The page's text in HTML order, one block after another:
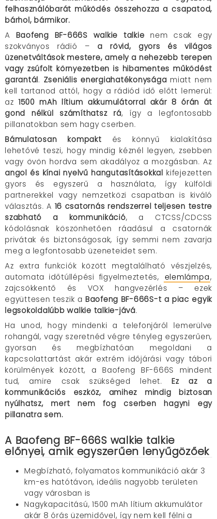
felhasználóbarát működés összehozza a csapatod,
bárhol, bármikor.
A Baofeng BF-666S walkie talkie nem csak egy
szokványos rádió – a rövid, gyors és világos
üzenetváltások mestere, amely a nehezebb terepen
vagy zsúfolt környezetben is hibamentes működést
garantál. Zseniális energiahatékonysága miatt nem
kell tartanod attól, hogy a rádiód idő előtt lemerül:
az 1500 mAh lítium akkumulátorral akár 8 órán át
gond nélkül számíthatsz rá, így a legfontosabb
pillanatokban sem hagy cserben.
Bámulatosan kompakt és könnyű kialakítása
lehetővé teszi, hogy mindig kéznél legyen, zsebben
vagy övön hordva sem akadályoz a mozgásban. Az
angol és kínai nyelvű hangutasításokkal kifejezetten
gyors és egyszerű a használata, így külföldi
partnerekkel vagy nemzetközi csapatban is kiváló
választás. A 16 csatornás rendszerrel teljesen testre
szabható a kommunikáció, a CTCSS/CDCSS
kódolásnak köszönhetően ráadásul a csatornák
privátak és biztonságosak, így semmi nem zavarja
meg a legfontosabb üzeneteidet sem.
Az extra funkciók között megtalálható vészjelzés,
automata időtúllépési figyelmeztetés,
elemlámpa,
zajcsökkentő és VOX hangvezérlés – ezek
együttesen teszik a Baofeng BF-666S-t a piac egyik
legsokoldalúbb walkie talkie-jává.
Ha unod, hogy mindenki a telefonjáról lemerülve
rohangál, vagy szeretnéd végre tényleg egyszerűen,
gyorsan és megbízhatóan megoldani a
kapcsolattartást akár extrém időjárási vagy tábori
körülmények között, a Baofeng BF-666S mindent
tud, amire csak szükséged lehet.Ez az a
kommunikációs eszköz, amihez mindig biztosan
nyúlhatsz, mert nem fog cserben hagyni egy
pillanatra sem.
A Baofeng BF-666S walkie talkie
előnyei, amik egyszerűen lenyűgözőek
Megbízható, folyamatos kommunikáció akár 3
km-es hatótávon, ideális nagyobb területen
vagy városban is
Nagykapacitású, 1500 mAh lítium akkumulátor
akár 8 órás üzemidővel, így nem kell félni a